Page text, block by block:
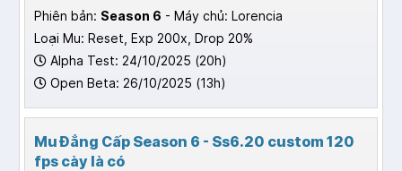
Phiên bản: Season 6 - Máy chủ: Lorencia
Loại Mu: Reset, Exp 200x, Drop 20%
Alpha Test: 24/10/2025 (20h)
Open Beta: 26/10/2025 (13h)
Mu Đẳng Cấp Season 6 - Ss6.20 custom 120
fps cày là có